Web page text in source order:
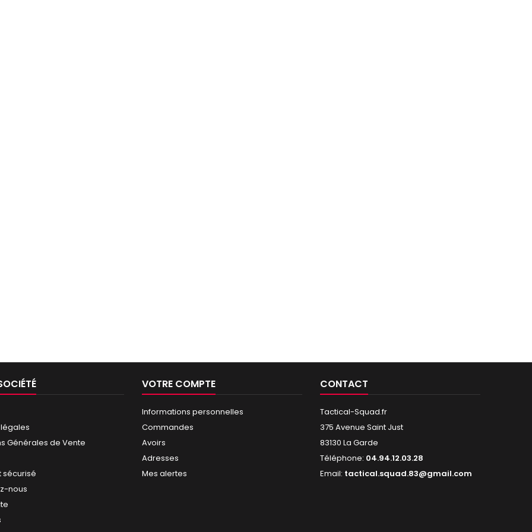
Générales de Vente
sécurisé
nous
VOTRE COMPTE
Informations personnelles
Commandes
Avoirs
Adresses
Mes alertes
CONTACT
Tactical-Squad.fr
375 Avenue Saint Just
83130 La Garde
Téléphone: 04.94.12.03.28
Email: tactical.squad.83@gmail.com